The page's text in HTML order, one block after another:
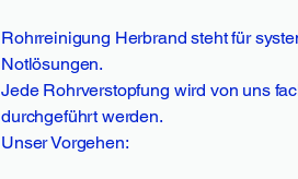
Rohrreinigung Herbrand steht für
Notlösungen.
Jede Rohrverstopfung wird von uns
durchgeführt werden.
Unser Vorgehen: